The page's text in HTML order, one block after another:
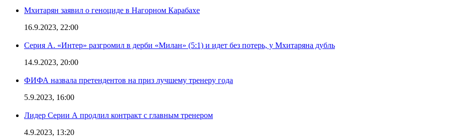
Мхитарян заявил о геноциде в Нагорном Карабахе
16.9.2023, 22:00
Серия А. «Интер» разгромил в дерби «Милан» (5:1) и идет без потерь, у Мхитаряна дубль
14.9.2023, 20:00
ФИФА назвала претендентов на приз лучшему тренеру года
5.9.2023, 16:00
Лидер Серии А продлил контракт с главным тренером
4.9.2023, 13:20